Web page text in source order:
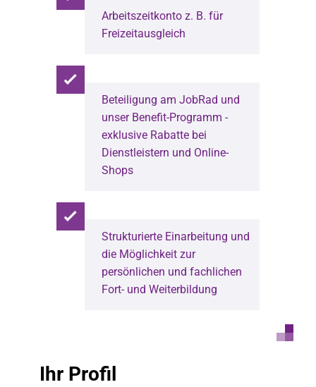
Arbeitszeitkonto z. B. für
Freizeitausgleich
Beteiligung am JobRad und
unser Benefit-Programm -
exklusive Rabatte bei
Dienstleistern und Online-
Shops
Strukturierte Einarbeitung und
die Möglichkeit zur
persönlichen und fachlichen
Fort- und Weiterbildung
Ihr Profil